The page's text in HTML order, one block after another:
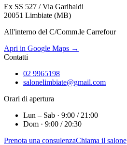
Ex SS 527 / Via Garibaldi
20051 Limbiate (MB)
All'interno del C/Comm.le Carrefour
Apri in Google Maps →
Contatti
02 9965198
salonelimbiate@gmail.com
Orari di apertura
Lun – Sab · 9:00 / 21:00
Dom · 9:00 / 20:30
Prenota una consulenzaChiama il salone